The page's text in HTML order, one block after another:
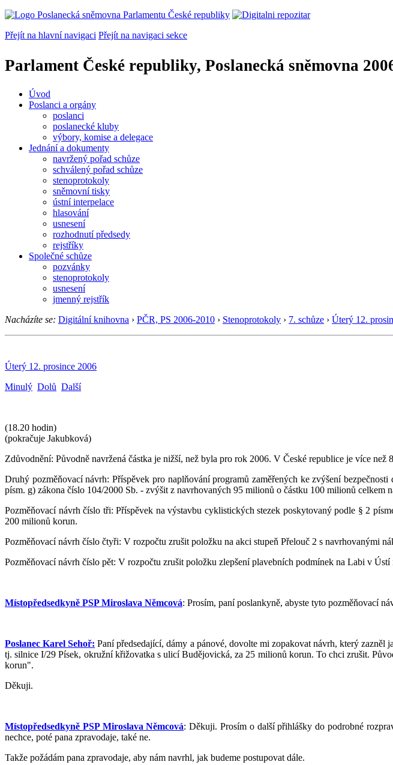
Přejít na hlavní navigaci Přejít na navigaci sekce
Parlament České republiky, Poslanecká sněmovna
Úvod
Poslanci a orgány
poslanci
poslanecké kluby
výbory, komise a delegace
Jednání a dokumenty
navržený pořad schůze
schválený pořad schůze
stenoprotokoly
sněmovní tisky
ústní interpelace
hlasování
usnesení
rozhodnutí předsedy
rejstříky
Společné schůze
pozvánky
stenoprotokoly
usnesení
jmenný rejstřík
Nacházíte se: Digitální knihovna › PČR, PS 2006-2010 › Stenoprotokoly › 7. schůze › Úterý 12.
Úterý 12. prosince 2006
Minulý Dolů Další
(18.20 hodin)
(pokračuje Jakubková)
Zdůvodnění: Původně navržená částka je nižší, než byla pro rok 2006. V České republice je více
Druhý pozměňovací návrh: Příspěvek pro naplňování programů zaměřených ke zvýšení
písm. g) zákona číslo 104/2000 Sb. - zvýšit z navrhovaných 95 milionů o částku 100 milionů celkem
Pozměňovací návrh číslo tři: Příspěvek na výstavbu cyklistických stezek poskytovaný podle § 2
200 milionů korun.
Pozměňovací návrh číslo čtyři: V rozpočtu zrušit položku na akci stupeň Přelouč 2 s navrhovanými
Pozměňovací návrh číslo pět: V rozpočtu zrušit položku zlepšení plavebních podmínek na Labi v
Místopředsedkyně PSP Miroslava Němcová: Prosím, paní poslankyně, abyste tyto pozměňovací
Poslanec Karel Sehoř: Paní předsedající, dámy a pánové, dovolte mi zopakovat návrh, který
tj. silnice I/29 Písek, okružní křižovatka s ulicí Budějovická, za 25 milionů korun. To chci zrušit.
korun".
Děkuji.
Místopředsedkyně PSP Miroslava Němcová: Děkuji. Prosím o další přihlášky do podrobné
nechce, poté pana zpravodaje, také ne.
Takže požádám pana zpravodaje, aby nám navrhl, jak budeme postupovat dále.